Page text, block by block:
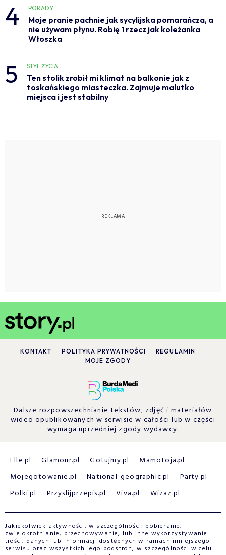
4 PORADY
Moje pranie pachnie jak sycylijska pomarańcza, a
nie używam płynu. Robię 1 rzecz jak koleżanka
Włoszka
5 STYL ŻYCIA
Ten stolik zrobił mi klimat na balkonie jak z
toskańskiego miasteczka. Zajmuje malutko
miejsca i jest stabilny
KONTAKT POLITYKA PRYWATNOŚCI
REGULAMIN
MOJE ZGODY
Dalsze rozpowszechnianie tekstów, zdjęć i materiałów
wideo opublikowanych w serwisie w całości lub w części
wymaga uprzedniej zgody wydawcy.
Elle.pl Glamour.pl Gotujmy.pl
Mamotoja.pl
Mojegotowanie.pl
National-geographic.pl
Party.pl
Polki.pl
Przyslijprzepis.pl Viva.pl Wizaz.pl
Jakiekolwiek aktywności, w szczególności: pobieranie,
zwielokrotnianie, przechowywanie, lub inne wykorzystywanie
treści, danych lub informacji dostępnych w ramach niniejszego
serwisu oraz wszystkich jego podstron, w szczególności w celu